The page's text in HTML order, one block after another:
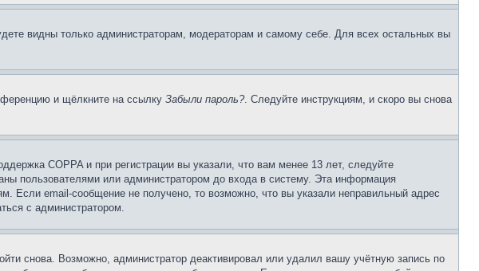
видны только администраторам, модераторам и самому себе. Для всех остальных вы
и щёлкните на ссылку Забыли пароль?. Следуйте инструкциям, и скоро вы снова
COPPA и при регистрации вы указали, что вам менее 13 лет, следуйте
пользователями или администратором до входа в систему. Эта информация
Если email-сообщение не получено, то возможно, что вы указали неправильный адрес
с администратором.
снова. Возможно, администратор деактивировал или удалил вашу учётную запись по